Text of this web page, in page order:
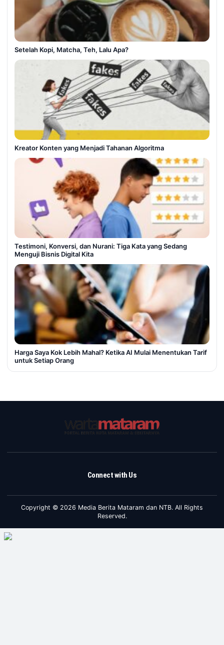
Setelah Kopi, Matcha, Teh, Lalu Apa?
Kreator Konten yang Menjadi Tahanan Algoritma
Testimoni, Konversi, dan Nurani: Tiga Kata yang Sedang
Menguji Bisnis Digital Kita
Harga Saya Kok Lebih Mahal? Ketika AI Mulai Menentukan Tarif
untuk Setiap Orang
Connect with Us
Copyright © 2026 Media Berita Mataram dan NTB. All Rights
Reserved.